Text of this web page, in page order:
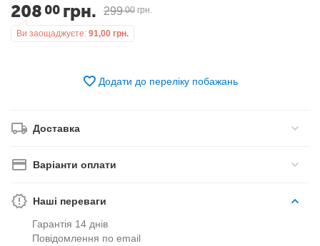
208 00 грн. 299 00 грн.
Ви заощаджуєте: 91,00 грн.
Додати до переліку побажань
Доставка
Варіанти оплати
Наші переваги
Гарантія 14 днів
Повідомлення по email